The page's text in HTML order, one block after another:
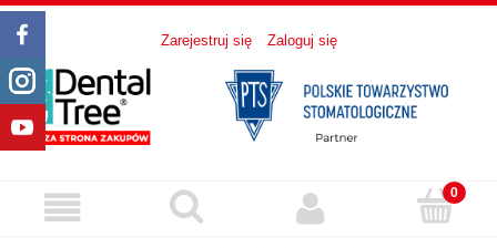
Zarejestruj się Zaloguj się